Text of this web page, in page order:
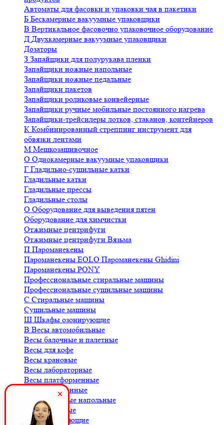
Автоматы для фасовки и упаковки чая в пакетики
Б Бескамерные вакуумные упаковщики
В Вертикальное фасовочно упаковочное оборудование
Д Двухкамерные вакуумные упаковщики
Дозаторы
З Запайщики для полурукава пленки
Запайщики ножные напольные
Запайщики ножные педальные
Запайщики пакетов
Запайщики роликовые конвейерные
Запайщики ручные мобильные постоянного нагрева
Запайщики-трейсилеры лотков, стаканов, контейнеров
К Комбинированный стреппинг инструмент для
обвязки лентами
М Мешкозашивочное
О Однокамерные вакуумные упаковщики
Г Гладильно-сушильные катки
Гладильные катки
Гладильные прессы
Гладильные столы
О Оборудование для выведения пятен
Оборудование для химчистки
Отжимные центрифуги
Отжимные центрифуги Вязьма
П Пароманекены
Пароманекены EOLO Пароманекены Ghidini
Пароманекены PONY
Профессиональные стиральные машины
Профессиональные сушильные машины
С Стиральные машины
Сушильные машины
Ш Шкафы озонирующие
В Весы автомобильные
Весы балочные и палетные
Весы для кофе
Весы крановые
Весы лабораторные
Весы платформенные
Весы порционные
Весы товарные напольные
Весы торговые
ККомплектующие